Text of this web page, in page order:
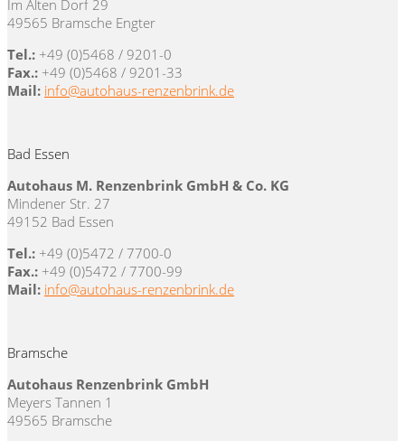
Im Alten Dorf 29
49565 Bramsche Engter
Tel.: +49 (0)5468 / 9201-0
Fax.: +49 (0)5468 / 9201-33
Mail: info@autohaus-renzenbrink.de
Bad Essen
Autohaus M. Renzenbrink GmbH & Co. KG
Mindener Str. 27
49152 Bad Essen
Tel.: +49 (0)5472 / 7700-0
Fax.: +49 (0)5472 / 7700-99
Mail: info@autohaus-renzenbrink.de
Bramsche
Autohaus Renzenbrink GmbH
Meyers Tannen 1
49565 Bramsche